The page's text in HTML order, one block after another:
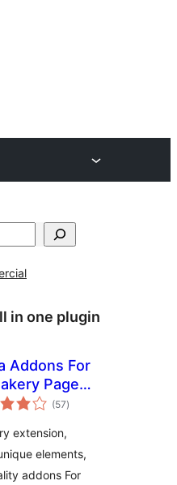
in one plugin
Addons For
Page
(57celkové
hodnocení
)
extension,
elements,
addons For